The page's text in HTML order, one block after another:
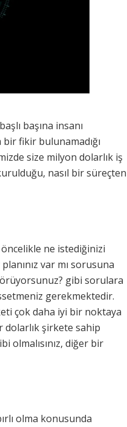
başına insanı
fikir bulunamadığı
size milyon dolarlık iş
nasıl bir süreçten
ne istediğinizi
var mı sorusuna
gibi sorulara
gerekmektedir.
çok daha iyi bir noktaya
şirkete sahip
olmalısınız, diğer bir
olma konusunda